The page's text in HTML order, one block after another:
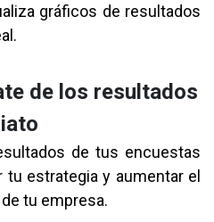
gráficos de resultados
de los resultados
de tus encuestas
tu estrategia y aumentar el
tu empresa.